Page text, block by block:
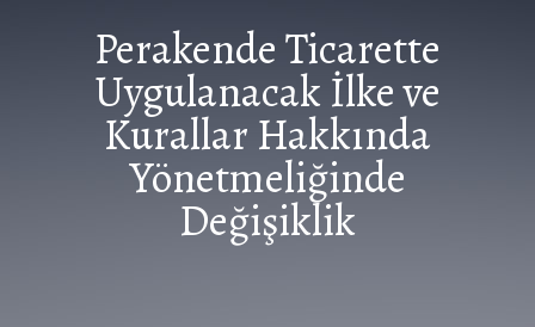
Perakende Ticarette
Uygulanacak İlke ve
Kurallar Hakkında
Yönetmeliğinde
Değişiklik